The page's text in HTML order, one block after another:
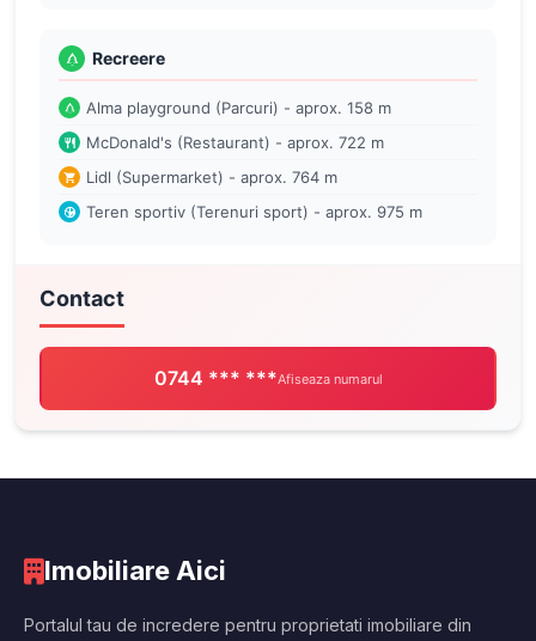
Recreere
Alma playground (Parcuri) - aprox. 158 m
McDonald's (Restaurant) - aprox. 722 m
Lidl (Supermarket) - aprox. 764 m
Teren sportiv (Terenuri sport) - aprox. 975 m
Contact
0744 *** ***Afiseaza numarul
Imobiliare Aici
Portalul tau de incredere pentru proprietati imobiliare din